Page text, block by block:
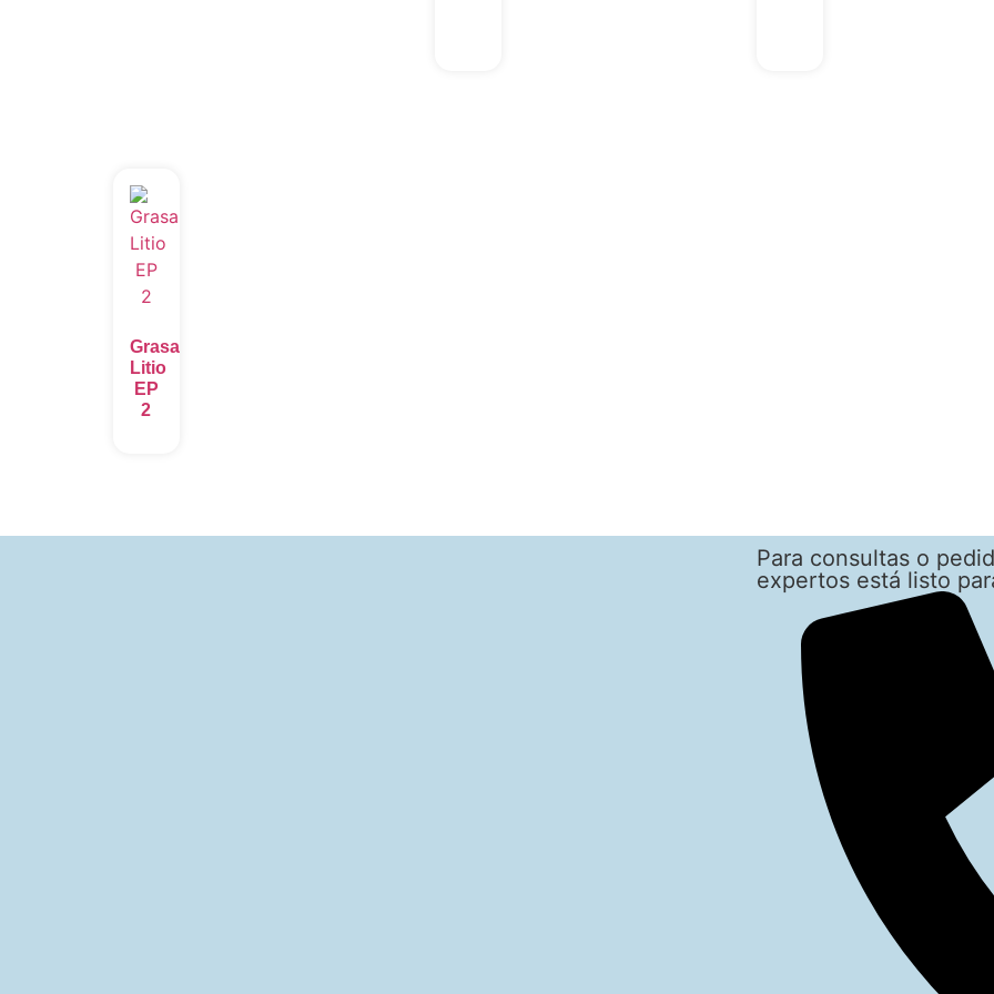
Grasa
Litio
EP
2
Para consultas o
expertos está listo